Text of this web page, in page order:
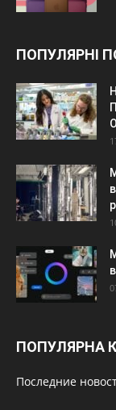
ПОПУЛЯРНІ
ПОПУЛЯРНА
Последние